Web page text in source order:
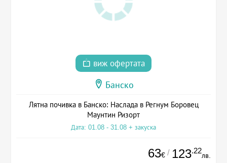
виж офертата
Банско
Лятна почивка в Банско: Наслада в Регнум Боровец
Маунтин Ризорт
Дата: 01.08 - 31.08 + закуска
63€ / 123.22
лв.